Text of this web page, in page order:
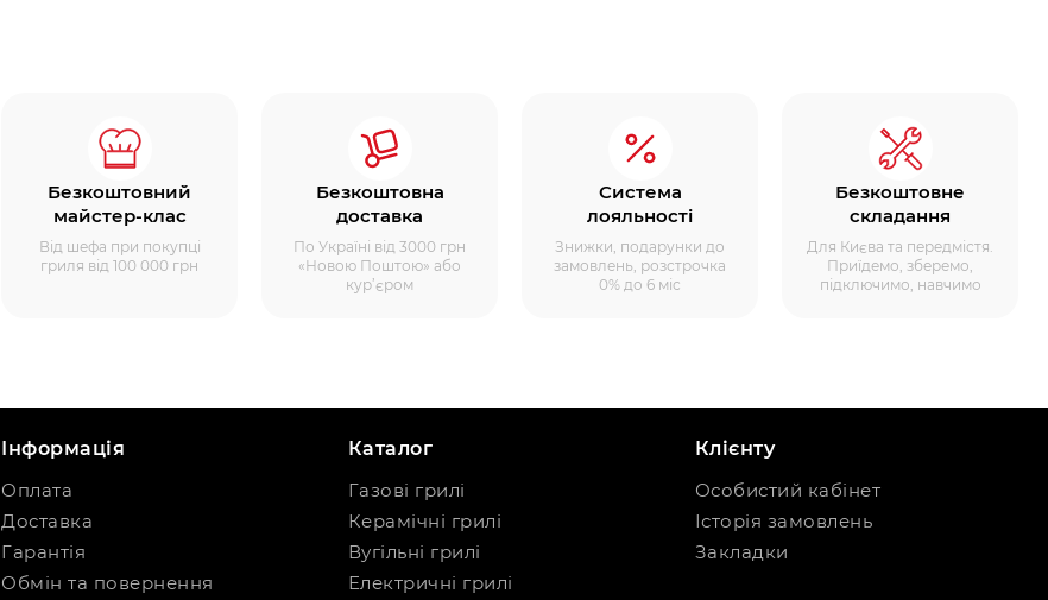
Безкоштовний
майстер-клас
Від шефа при покупці
гриля від 100 000 грн
Безкоштовна
доставка
По Україні від 3000 грн
«Новою Поштою» або
кур’єром
Система
лояльності
Знижки, подарунки до
замовлень, розстрочка
0% до 6 міс
Безкоштовне
складання
Для Києва та передмістя.
Приїдемо, зберемо,
підключимо, навчимо
Інформація
Оплата
Доставка
Гарантія
Обмін та повернення
Каталог
Газові грилі
Керамічні грилі
Вугільні грилі
Електричні грилі
Клієнту
Особистий кабінет
Історія замовлень
Закладки